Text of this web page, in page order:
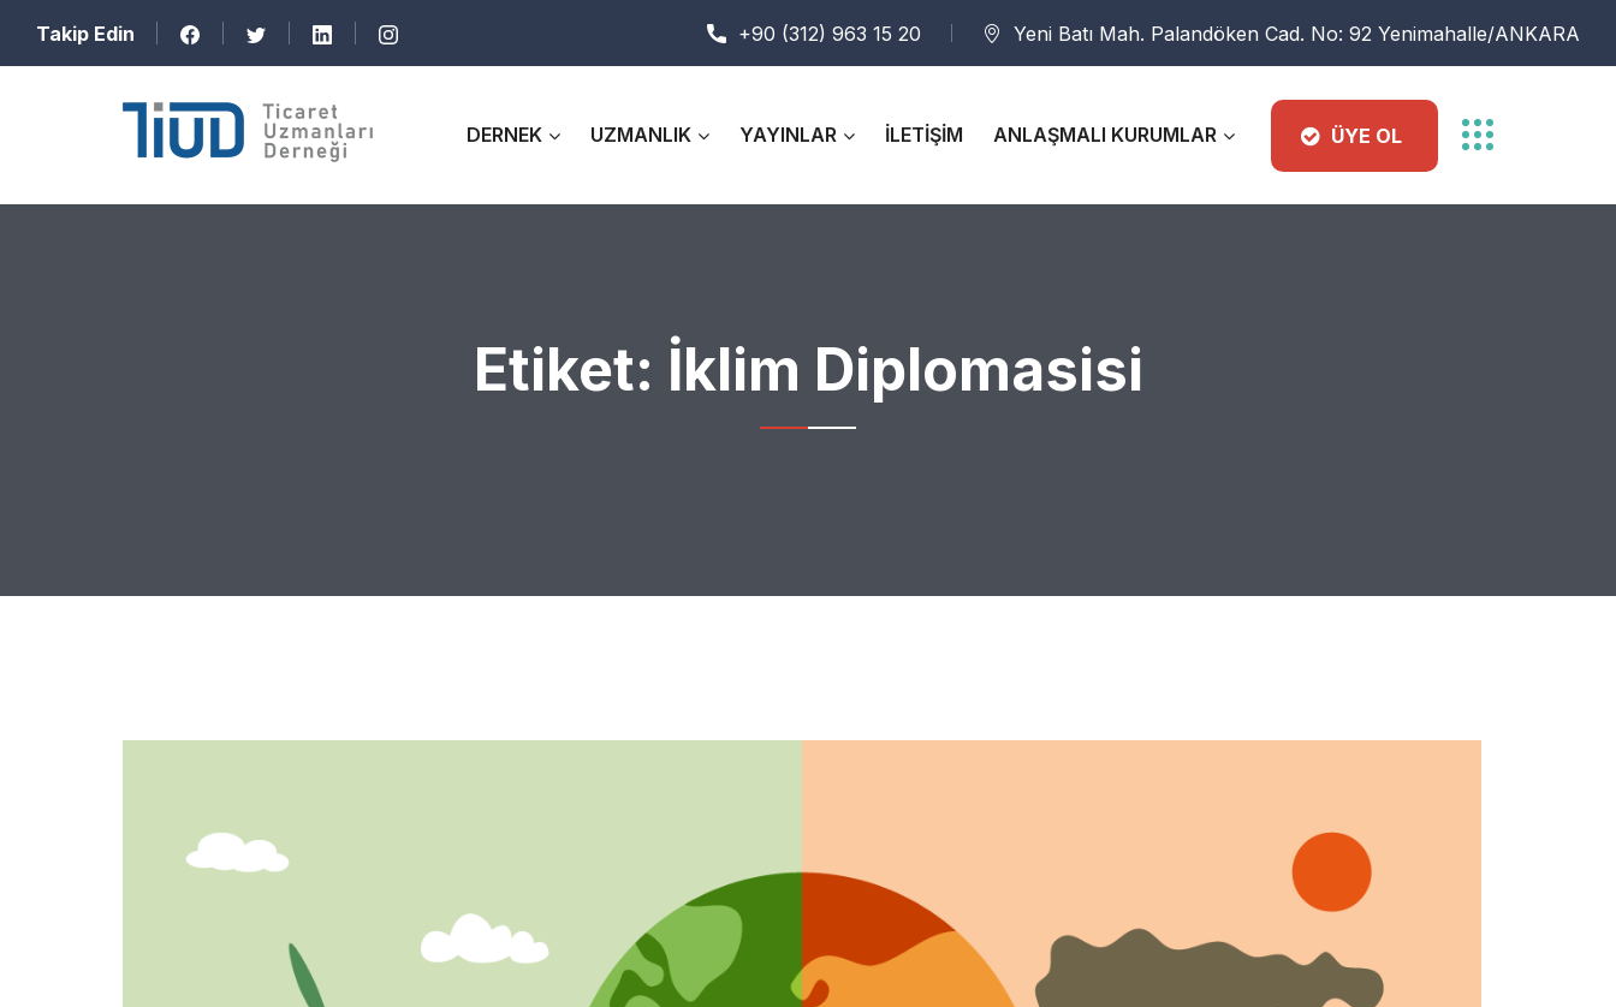
Takip Edin +90 (312) 963 15 20 Yeni Batı Mah. Palandöken Cad. No: 92 Yenimahalle/ANKARA
DERNEK UZMANLIK YAYINLAR İLETİŞİM ANLAŞMALI KURUMLAR ÜYE OL
Etiket: İklim Diplomasisi